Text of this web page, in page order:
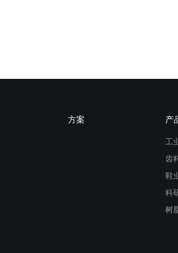
方案 产
工
齿
鞋
科
树